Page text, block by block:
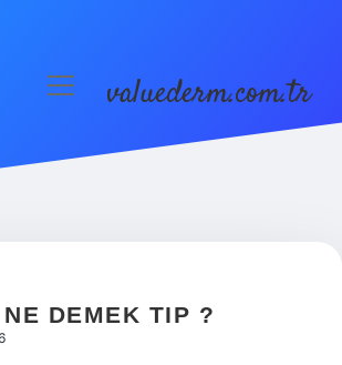
menüyüvaluederm.com.tr
DEMEK TIP ?